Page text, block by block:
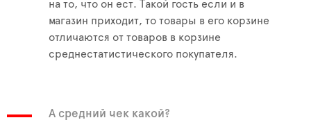
на то, что он ест. Такой гость если и в
магазин приходит, то товары в его корзине
отличаются от товаров в корзине
среднестатистического покупателя.
А средний чек какой?